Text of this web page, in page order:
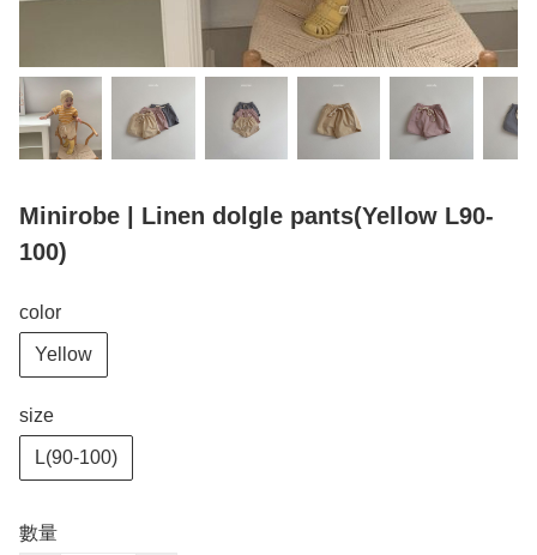
Minirobe | Linen dolgle pants(Yellow L90-
100)
color
Yellow
size
L(90-100)
數量